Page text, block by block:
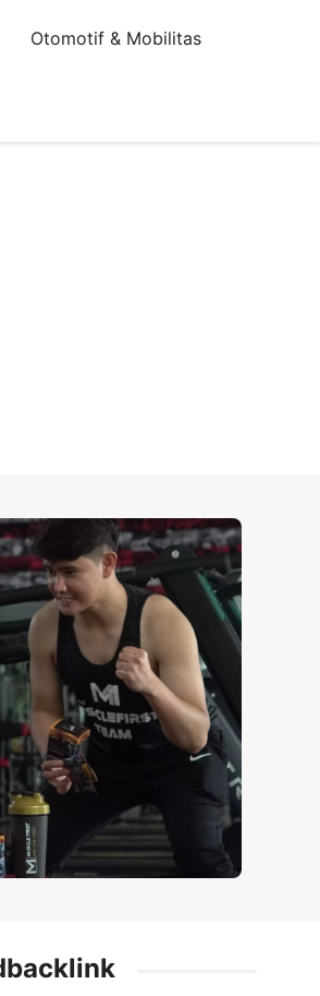
Otomotif & Mobilitas